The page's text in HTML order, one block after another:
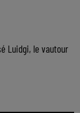
Luidgi, le vautour